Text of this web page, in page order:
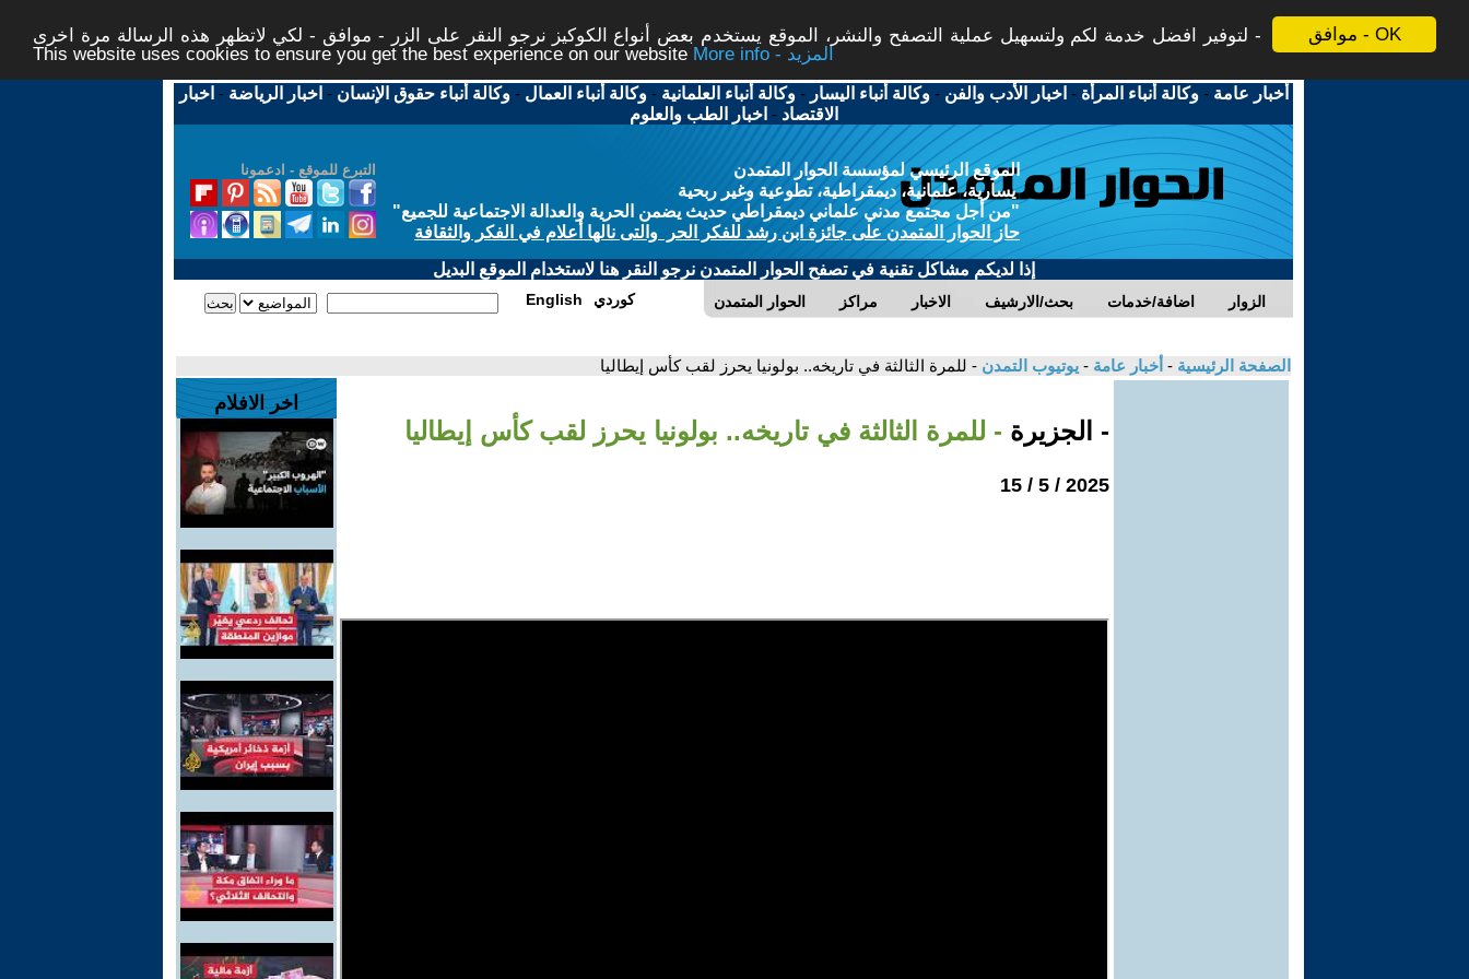
موافق - OK
لتوفير افضل خدمة لكم ولتسهيل عملية التصفح والنشر، الموقع يستخدم بعض أنواع الكوكيز نرجو النقر على الزر - موافق - لكي لاتظهر هذه الرسالة مرة اخرى -
This website uses cookies to ensure you get the best experience on our website
More info - المزيد
أخبار عامة -وكالة أنباء المرأة - اخبار الأدب والفن -وكالة أنباء اليسار -وكالة أنباء العلمانية -وكالة أنباء العمال -وكالة أنباء حقوق الإنسان - اخبار الرياضة - اخبار
الاقتصاد - اخبار الطب والعلوم
التبرع للموقع - ادعمونا
الموقع الرئيسي لمؤسسة الحوار المتمدن
يسارية، علمانية، ديمقراطية، تطوعية وغير ربحية
"من أجل مجتمع مدني علماني ديمقراطي حديث يضمن الحرية والعدالة الاجتماعية للجميع"
حاز الحوار المتمدن على جائزة ابن رشد للفكر الحر والتى نالها أعلام في الفكر والثقافة
إذا لديكم مشاكل تقنية في تصفح الحوار المتمدن نرجو النقر هنا لاستخدام الموقع البديل
الحوار المتمدن مراكز الاخبار بحث/الارشيف اضافة/خدمات الزوار English كوردي
الصفحة الرئيسية - أخبار عامة - يوتيوب التمدن - للمرة الثالثة في تاريخه.. بولونيا يحرز لقب كأس إيطاليا
- الجزيرة - للمرة الثالثة في تاريخه.. بولونيا يحرز لقب كأس إيطاليا
2025 / 5 / 15
اخر الافلام